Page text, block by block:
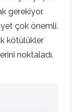
gerekiyor.
çok önemli.
kötülükler
noktaladı.